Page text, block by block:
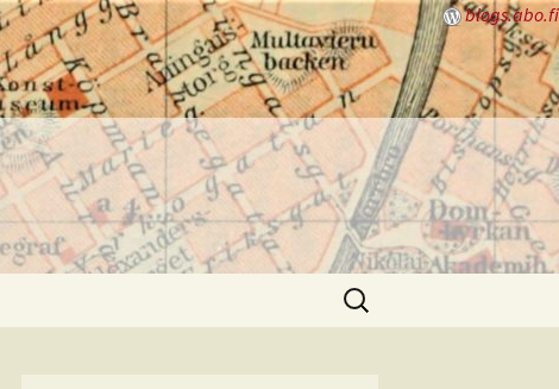
blogs.abo.fi
Sök
efter: